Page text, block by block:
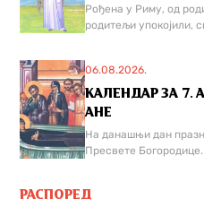
Рођена у Риму, од
родитељи упокојили,
06.08.2026.
КАЛЕНДАР ЗА 7.
АНЕ
На данашњи дан
Пресвете Богородице.
РАСПОРЕД